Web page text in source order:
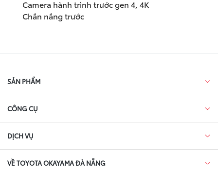
Camera hành trình trước gen 4, 4K
Chắn nắng trước
SẢN PHẨM
CÔNG CỤ
DỊCH VỤ
VỀ TOYOTA OKAYAMA ĐÀ NẴNG